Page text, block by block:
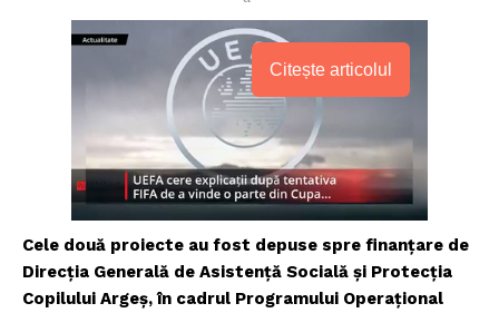
Citește articolul
Cele două proiecte au fost depuse spre finanțare de
Direcția Generală de Asistență Socială și Protecția
Copilului Argeș, în cadrul Programului Operațional